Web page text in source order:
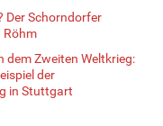
Der Schorndorfer
Röhm
dem Zweiten Weltkrieg:
der
in Stuttgart